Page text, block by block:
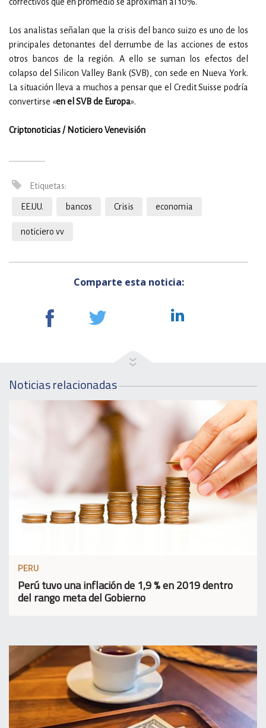
Los analistas señalan que la crisis del banco suizo es uno de los
principales detonantes del derrumbe de las acciones de estos
otros bancos de la región. A ello se suman los efectos del
colapso del Silicon Valley Bank (SVB), con sede en Nueva York.
La situación lleva a muchos a pensar que el Credit Suisse podría
convertirse «en el SVB de Europa».
Criptonoticias / Noticiero Venevisión
Etiquetas:
EE.UU. bancos Crisis economia
noticiero vv
Comparte esta noticia:
Noticias relacionadas
PERU
Perú tuvo una inflación de 1,9 % en 2019 dentro
del rango meta del Gobierno